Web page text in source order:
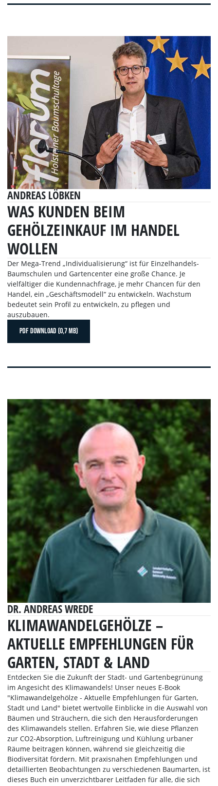
ANDREAS LÖBKEN
WAS KUNDEN BEIM
GEHÖLZEINKAUF IM HANDEL
WOLLEN
Der Mega-Trend „Individualisierung“ ist für Einzelhandels-
Baumschulen und Gartencenter eine große Chance. Je
vielfältiger die Kundennachfrage, je mehr Chancen für den
Handel, ein „Geschäftsmodell“ zu entwickeln. Wachstum
bedeutet sein Profil zu entwickeln, zu pflegen und
auszubauen.
PDF DOWNLOAD (0,7 MB)
DR. ANDREAS WREDE
KLIMAWANDELGEHÖLZE –
AKTUELLE EMPFEHLUNGEN FÜR
GARTEN, STADT & LAND
Entdecken Sie die Zukunft der Stadt- und Gartenbegrünung
im Angesicht des Klimawandels! Unser neues E-Book
"Klimawandelgehölze - Aktuelle Empfehlungen für Garten,
Stadt und Land" bietet wertvolle Einblicke in die Auswahl von
Bäumen und Sträuchern, die sich den Herausforderungen
des Klimawandels stellen. Erfahren Sie, wie diese Pflanzen
zur CO2-Absorption, Luftreinigung und Kühlung urbaner
Räume beitragen können, während sie gleichzeitig die
Biodiversität fördern. Mit praxisnahen Empfehlungen und
detaillierten Beobachtungen zu verschiedenen Baumarten, ist
dieses Buch ein unverzichtbarer Leitfaden für alle, die sich